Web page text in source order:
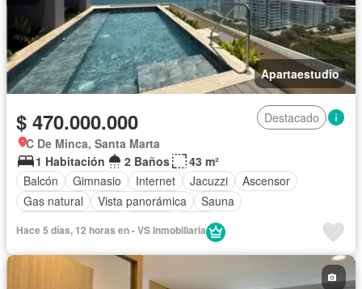
Apartaestudio
$ 470.000.000
Destacado
C De Minca, Santa Marta
1 Habitación
2 Baños
43 m²
Balcón
Gimnasio Internet Jacuzzi
Ascensor
Gas natural
Vista panorámica
Sauna
Agua
Hace 5 días, 12 horas en - VS Inmobiliaria